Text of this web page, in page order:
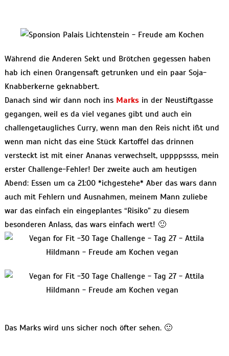
Während die Anderen Sekt und Brötchen gegessen haben
hab ich einen Orangensaft getrunken und ein paar Soja-
Knabberkerne geknabbert.
Danach sind wir dann noch ins Marks in der Neustiftgasse
gegangen, weil es da viel veganes gibt und auch ein
challengetaugliches Curry, wenn man den Reis nicht ißt und
wenn man nicht das eine Stück Kartoffel das drinnen
versteckt ist mit einer Ananas verwechselt, uppppssss, mein
erster Challenge-Fehler! Der zweite auch am heutigen
Abend: Essen um ca 21:00 *ichgestehe* Aber das wars dann
auch mit Fehlern und Ausnahmen, meinem Mann zuliebe
war das einfach ein eingeplantes “Risiko” zu diesem
besonderen Anlass, das wars einfach wert! 🙂
Das Marks wird uns sicher noch öfter sehen. 🙂